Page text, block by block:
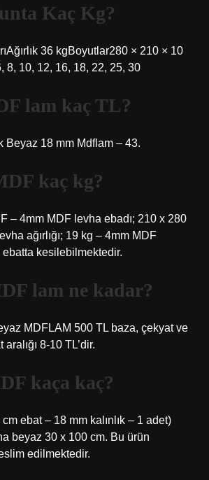
Kaç Kg?
36 kgBoyutlar280 × 210 × 10
8, 10, 12, 16, 18, 22, 25, 30
lam kaç TL?
Beyaz 18 mm Mdflam – 43.
kaç kg?
– 4mm MDF levha ebadı; 210 x 280
ağırlığı; 19 kg – 4mm MDF
kesilebilmektedir.
lam ne kadar?
MDFLAM 500 TL baza, çekyat ve
8-10 TL’dir.
kaça kaç?
ebat – 18 mm kalınlık – 1 adet)
beyaz 30 x 100 cm. Bu ürün
edilmektedir.